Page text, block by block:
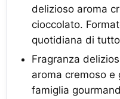
delizioso aroma
cioccolato.
quotidiana di
Fragranza
aroma cremoso e
famiglia